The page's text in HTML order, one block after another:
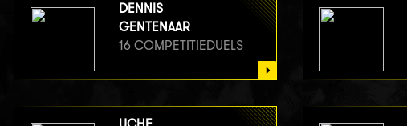
DENNIS
GENTENAAR
16 COMPETITIEDUELS